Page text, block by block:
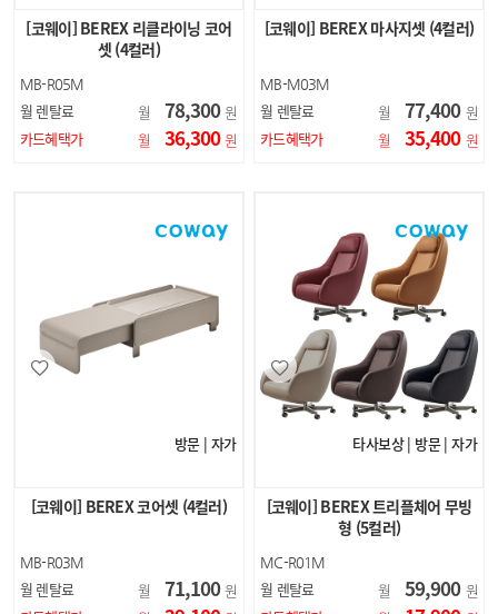
[코웨이] BEREX 리클라이닝 코어
셋 (4컬러)
MB-R05M
월 렌탈료 월 78,300 원
카드혜택가
월 36,300 원
[코웨이] BEREX 마사지셋 (4컬러)
MB-M03M
월 렌탈료 월 77,400 원
카드혜택가
월 35,400 원
방문 | 자가
[코웨이] BEREX 코어셋 (4컬러)
MB-R03M
월 렌탈료 월 71,100 원
타사보상 | 방문 | 자가
[코웨이] BEREX 트리플체어 무빙
형 (5컬러)
MC-R01M
월 렌탈료 월 59,900 원